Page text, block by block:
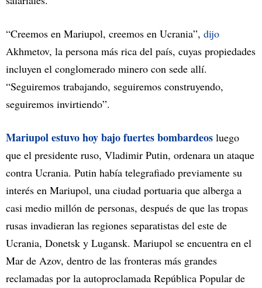
“Creemos en Mariupol, creemos en Ucrania”, dijo
Akhmetov, la persona más rica del país, cuyas propiedades
incluyen el conglomerado minero con sede allí.
“Seguiremos trabajando, seguiremos construyendo,
seguiremos invirtiendo”.
Mariupol estuvo hoy bajo fuertes bombardeos luego
que el presidente ruso, Vladimir Putin, ordenara un ataque
contra Ucrania. Putin había telegrafiado previamente su
interés en Mariupol, una ciudad portuaria que alberga a
casi medio millón de personas, después de que las tropas
rusas invadieran las regiones separatistas del este de
Ucrania, Donetsk y Lugansk. Mariupol se encuentra en el
Mar de Azov, dentro de las fronteras más grandes
reclamadas por la autoproclamada República Popular de